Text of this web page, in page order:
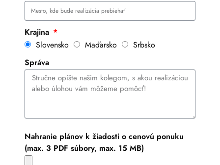
Krajina
Slovensko
Maďarsko
Srbsko
Správa
Nahranie plánov k žiadosti o cenovú ponuku
(max. 3 PDF súbory, max. 15 MB)